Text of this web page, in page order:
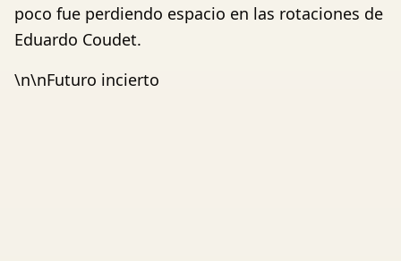
poco fue perdiendo espacio en las rotaciones de
Eduardo Coudet.
\n\nFuturo incierto